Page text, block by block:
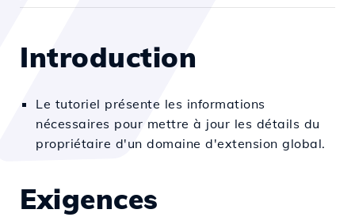
Introduction
Le tutoriel présente les informations
nécessaires pour mettre à jour les détails du
propriétaire d'un domaine d'extension global.
Exigences